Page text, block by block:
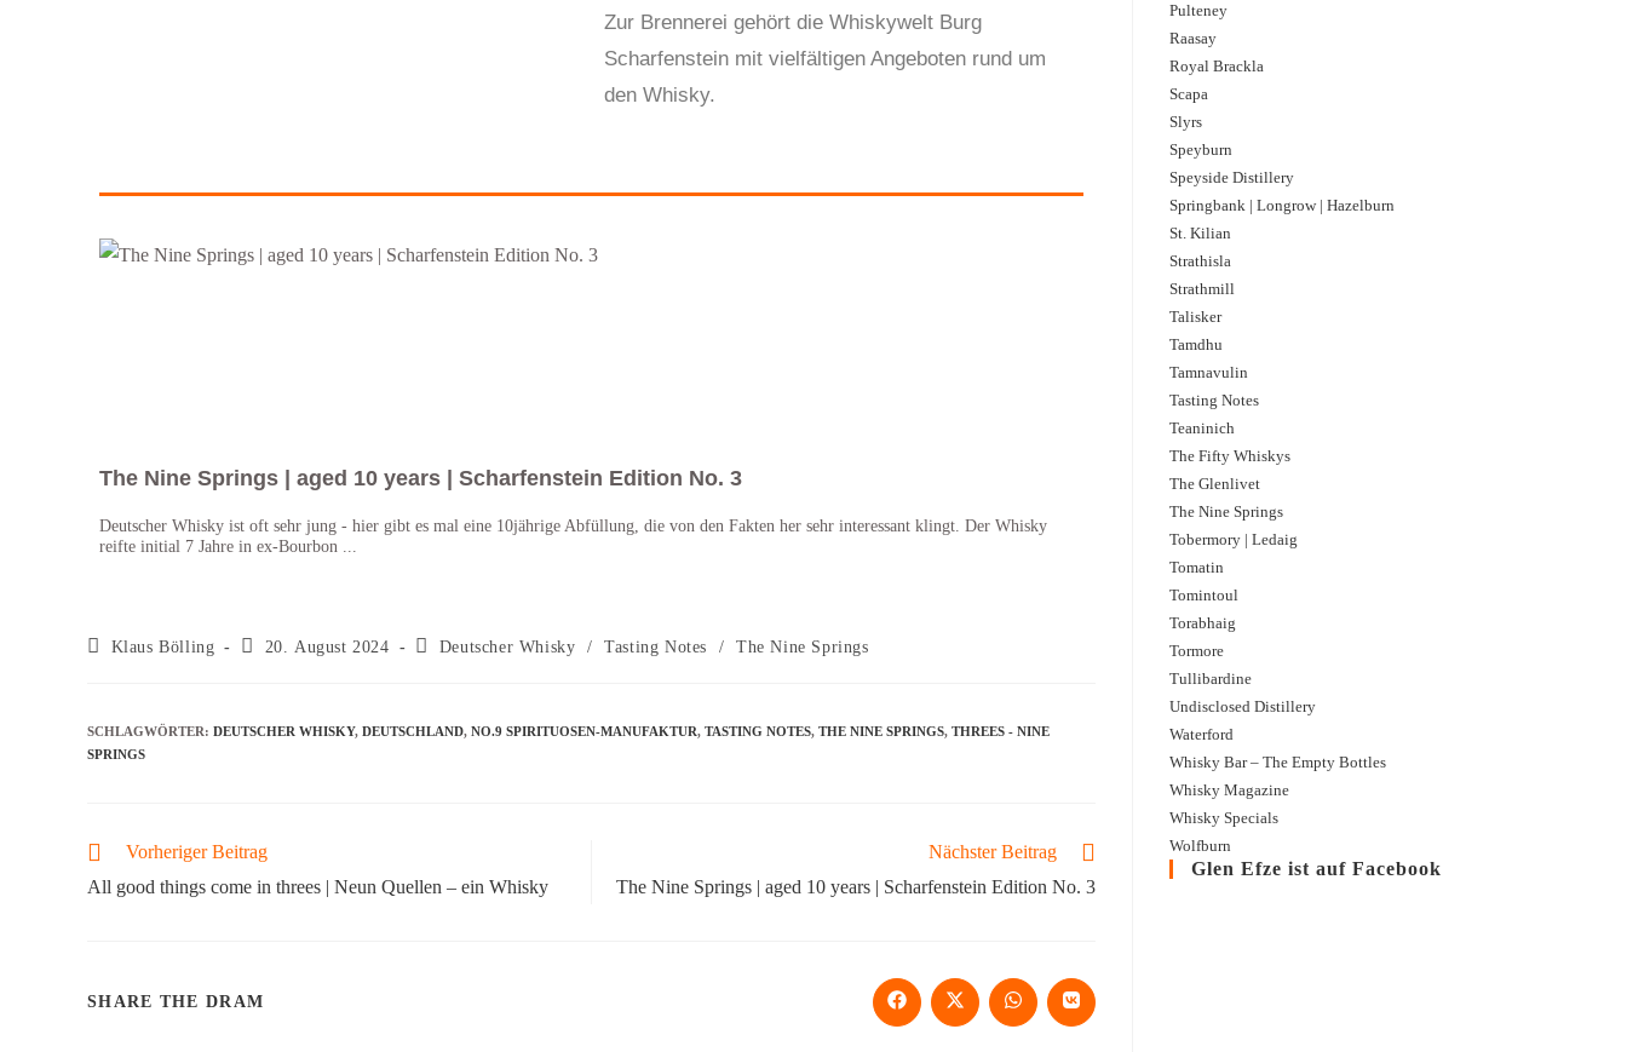
Zur Brennerei gehört die Whiskywelt Burg
Scharfenstein mit vielfältigen Angeboten rund um
den Whisky.
The Nine Springs | aged 10 years | Scharfenstein Edition No. 3
Deutscher Whisky ist oft sehr jung - hier gibt es mal eine 10jährige Abfüllung, die von den Fakten her sehr interessant klingt. Der Whisky
reifte initial 7 Jahre in ex-Bourbon ...
The Nine Springs | 9 years old | Pineau des
Dieser neunjährige Whisky aus Worbis ist eine Vollreifung aus Pineau des
Traubenmost und Eau de vie de Cognac.
Klaus Bölling 20. August 2024 Deutscher Whisky / Tasting Notes / The Nine Springs
SCHLAGWÖRTER: DEUTSCHER WHISKY, DEUTSCHLAND, NO.9 SPIRITUOSEN-MANUFAKTUR, TASTING NOTES, THE NINE SPRINGS, THREES - NINE
SPRINGS
Vorheriger Beitrag
All good things come in threes | Neun Quellen – ein Whisky
Nächster Beitrag
The Nine Springs | aged 10 years | Scharfenstein Edition No. 3
SHARE THE DRAM
Pulteney
Raasay
Royal Brackla
Scapa
Slyrs
Speyburn
Speyside Distillery
Springbank | Longrow | Hazelburn
St. Kilian
Strathisla
Strathmill
Talisker
Tamdhu
Tamnavulin
Tasting Notes
Teaninich
The Fifty Whiskys
The Glenlivet
The Nine Springs
Tobermory | Ledaig
Tomatin
Tomintoul
Torabhaig
Tormore
Tullibardine
Undisclosed Distillery
Waterford
Whisky Bar – The Empty Bottles
Whisky Magazine
Whisky Specials
Wolfburn
Glen Efze ist auf Facebook